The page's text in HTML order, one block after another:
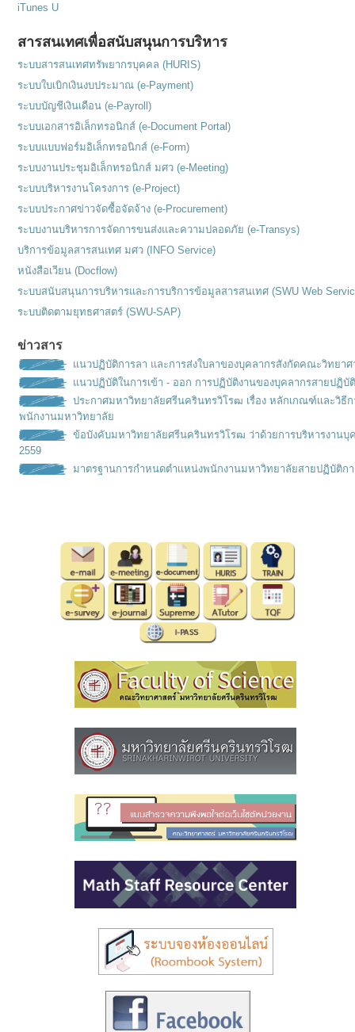
iTunes U
สารสนเทศเพื่อสนับสนุนการบริหาร
ระบบสารสนเทศทรัพยากรบุคคล (HURIS)
ระบบใบเบิกเงินงบประมาณ (e-Payment)
ระบบบัญชีเงินเดือน (e-Payroll)
ระบบเอกสารอิเล็กทรอนิกส์ (e-Document Portal)
ระบบแบบฟอร์มอิเล็กทรอนิกส์ (e-Form)
ระบบงานประชุมอิเล็กทรอนิกส์ มศว (e-Meeting)
ระบบบริหารงานโครงการ (e-Project)
ระบบประกาศข่าวจัดซื้อจัดจ้าง (e-Procurement)
ระบบงานบริหารการจัดการขนส่งและความปลอดภัย (e-Transys)
บริการข้อมูลสารสนเทศ มศว (INFO Service)
หนังสือเวียน (Docflow)
ระบบสนับสนุนการบริหารและการบริการข้อมูลสารสนเทศ (SWU Web
ระบบติดตามยุทธศาสตร์ (SWU-SAP)
ข่าวสาร
แนวปฏิบัติการลา และการส่งใบลาของบุคลากรสังกัดคณะวิทยาศ
แนวปฏิบัติในการเข้า - ออก การปฏิบัติงานของบุคลากรสายปฏิบั
ประกาศมหาวิทยาลัยศรีนครินทรวิโรฒ เรื่อง หลักเกณฑ์เเละวิธี
พนักงานมหาวิทยาลัย
ข้อบังคับมหาวิทยาลัยศรีนครินทรวิโรฒ ว่าด้วยการบริหารงาน
2559
มาตรฐานการกำหนดตำเเหน่งพนักงานมหาวิทยาลัยสายปฏิบัติก